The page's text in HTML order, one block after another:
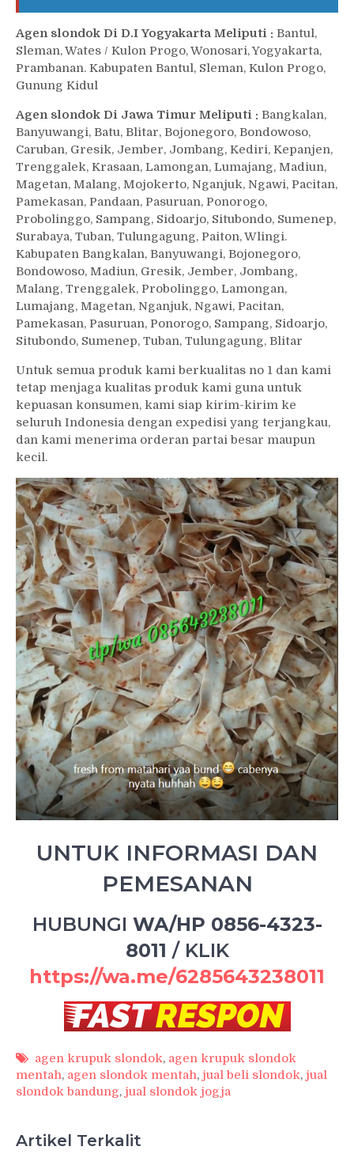
Agen slondok Di D.I Yogyakarta Meliputi : Bantul,
Sleman, Wates / Kulon Progo, Wonosari, Yogyakarta,
Prambanan. Kabupaten Bantul, Sleman, Kulon Progo,
Gunung Kidul
Agen slondok Di Jawa Timur Meliputi : Bangkalan,
Banyuwangi, Batu, Blitar, Bojonegoro, Bondowoso,
Caruban, Gresik, Jember, Jombang, Kediri, Kepanjen,
Trenggalek, Krasaan, Lamongan, Lumajang, Madiun,
Magetan, Malang, Mojokerto, Nganjuk, Ngawi, Pacitan,
Pamekasan, Pandaan, Pasuruan, Ponorogo,
Probolinggo, Sampang, Sidoarjo, Situbondo, Sumenep,
Surabaya, Tuban, Tulungagung, Paiton, Wlingi.
Kabupaten Bangkalan, Banyuwangi, Bojonegoro,
Bondowoso, Madiun, Gresik, Jember, Jombang,
Malang, Trenggalek, Probolinggo, Lamongan,
Lumajang, Magetan, Nganjuk, Ngawi, Pacitan,
Pamekasan, Pasuruan, Ponorogo, Sampang, Sidoarjo,
Situbondo, Sumenep, Tuban, Tulungagung, Blitar
Untuk semua produk kami berkualitas no 1 dan kami
tetap menjaga kualitas produk kami guna untuk
kepuasan konsumen, kami siap kirim-kirim ke
seluruh Indonesia dengan expedisi yang terjangkau,
dan kami menerima orderan partai besar maupun
kecil.
UNTUK INFORMASI DAN
PEMESANAN
HUBUNGI WA/HP 0856-4323-
8011 / KLIK
https://wa.me/6285643238011
agen krupuk slondok, agen krupuk slondok
mentah, agen slondok mentah, jual beli slondok, jual
slondok bandung, jual slondok jogja
Artikel Terkalit